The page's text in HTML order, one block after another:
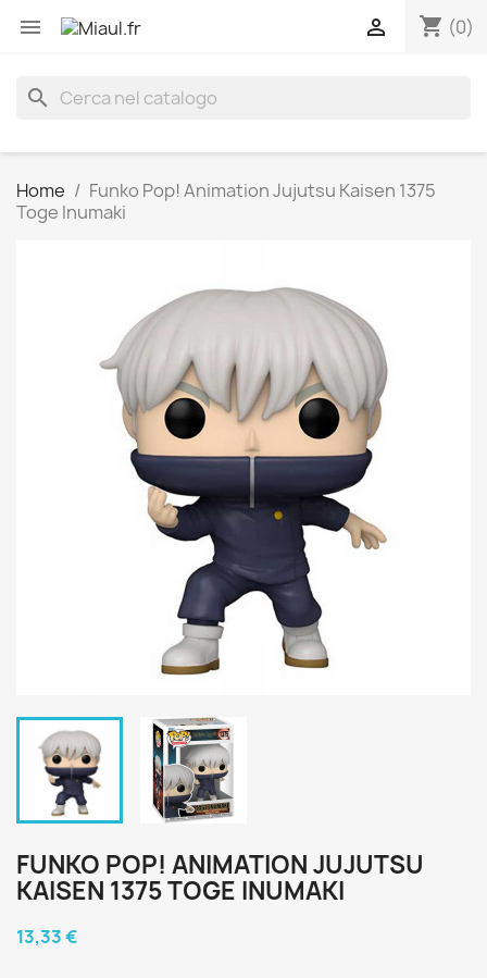
 shopping_cart (0)

search
Home
Funko Pop! Animation Jujutsu Kaisen 1375
Toge Inumaki
FUNKO POP! ANIMATION JUJUTSU
KAISEN 1375 TOGE INUMAKI
13,33 €